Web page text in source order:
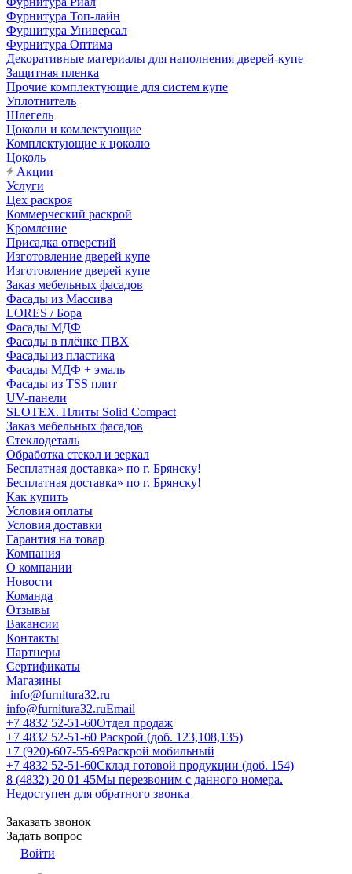
Фурнитура Топ-лайн
Фурнитура Универсал
Фурнитура Оптима
Декоративные материалы для наполнения дверей-купе
Защитная пленка
Прочие комплектующие для систем купе
Уплотнитель
Шлегель
Цоколи и комлектующие
Комплектующие к цоколю
Цоколь
Акции
Услуги
Цех раскроя
Коммерческий раскрой
Кромление
Присадка отверстий
Изготовление дверей купе
Изготовление дверей купе
Заказ мебельных фасадов
Фасады из Массива
LORES / Бора
Фасады МДФ
Фасады в плёнке ПВХ
Фасады из пластика
Фасады МДФ + эмаль
Фасады из TSS плит
UV-панели
SLOTEX. Плиты Solid Compact
Заказ мебельных фасадов
Стеклодеталь
Обработка стекол и зеркал
Бесплатная доставка» по г. Брянску!
Бесплатная доставка» по г. Брянску!
Как купить
Условия оплаты
Условия доставки
Гарантия на товар
Компания
О компании
Новости
Команда
Отзывы
Вакансии
Контакты
Партнеры
Сертификаты
Магазины
info@furnitura32.ru
info@furnitura32.ruEmail
+7 4832 52-51-60Отдел продаж
+7 4832 52-51-60 Раскрой (доб. 123,108,135)
+7 (920)-607-55-69Раскрой мобильный
+7 4832 52-51-60Склад готовой продукции (доб. 154)
8 (4832) 20 01 45Мы перезвоним с данного номера.
Недоступен для обратного звонка
Заказать звонок
Задать вопрос
Войти